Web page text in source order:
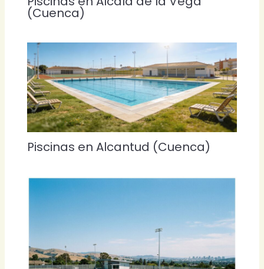
(Cuenca)
Piscinas en Alcantud (Cuenca)